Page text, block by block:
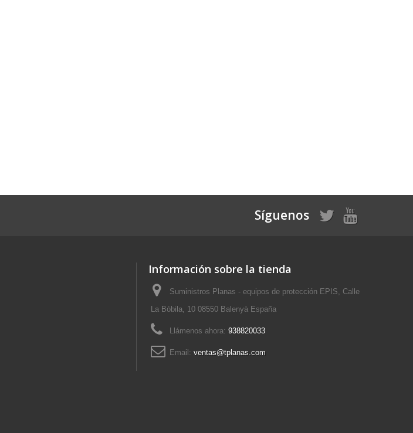
Síguenos
Información sobre la tienda
Suministros Planas - equipos de protección EPIS, Calle
La Bòbila, 10 08550 Balenyà España
Llámenos ahora: 938820033
Email: ventas@tplanas.com